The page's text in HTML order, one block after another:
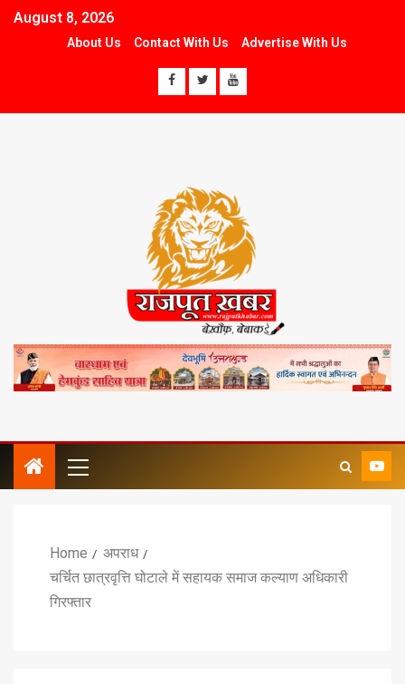
August 8, 2026
About Us Contact With Us Advertise With Us
Home
अपराध
चर्चित छात्रवृत्ति घोटाले में सहायक समाज कल्याण अधिकारी
गिरफ्तार